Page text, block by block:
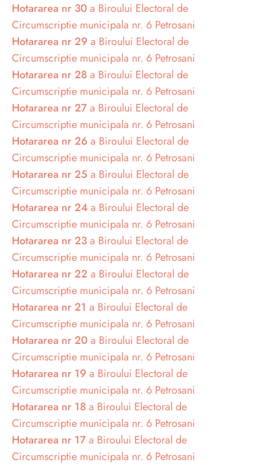
Hotararea nr 30a Biroului Electoral de
Circumscriptie municipala nr. 6 Petrosani
Hotararea nr 29 a Biroului Electoral de
Circumscriptie municipala nr. 6 Petrosani
Hotararea nr 28a Biroului Electoral de
Circumscriptie municipala nr. 6 Petrosani
Hotararea nr 27a Biroului Electoral de
Circumscriptie municipala nr. 6 Petrosani
Hotararea nr 26 a Biroului Electoral de
Circumscriptie municipala nr. 6 Petrosani
Hotararea nr 25 a Biroului Electoral de
Circumscriptie municipala nr. 6 Petrosani
Hotararea nr 24a Biroului Electoral de
Circumscriptie municipala nr. 6 Petrosani
Hotararea nr 23a Biroului Electoral de
Circumscriptie municipala nr. 6 Petrosani
Hotararea nr 22 a Biroului Electoral de
Circumscriptie municipala nr. 6 Petrosani
Hotararea nr 21 a Biroului Electoral de
Circumscriptie municipala nr. 6 Petrosani
Hotararea nr 20a Biroului Electoral de
Circumscriptie municipala nr. 6 Petrosani
Hotararea nr 19 a Biroului Electoral de
Circumscriptie municipala nr. 6 Petrosani
Hotararea nr 18a Biroului Electoral de
Circumscriptie municipala nr. 6 Petrosani
Hotararea nr 17a Biroului Electoral de
Circumscriptie municipala nr. 6 Petrosani